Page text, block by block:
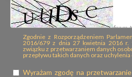
Zgodnie z Rozporządzeniem
2016/679 z dnia 27 kwietnia 2016 r.
związku z przetwarzaniem danych
przepływu takich danych oraz
Wyrażam zgodę na